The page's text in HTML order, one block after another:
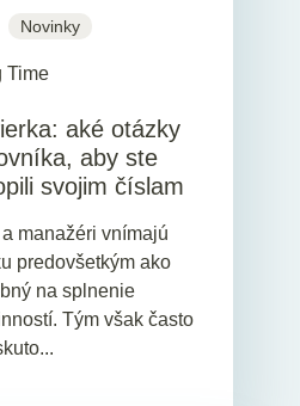
Novinky
Time
aké otázky
aby ste
svojim číslam
manažéri vnímajú
predovšetkým ako
na splnenie
Tým však často